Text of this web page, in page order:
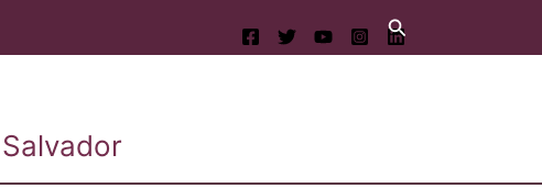
Buscar